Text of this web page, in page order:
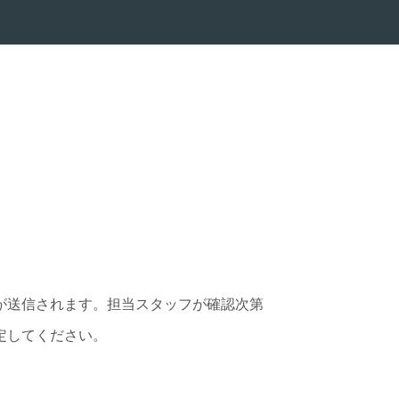
信されます。担当スタッフが確認次第
てください。